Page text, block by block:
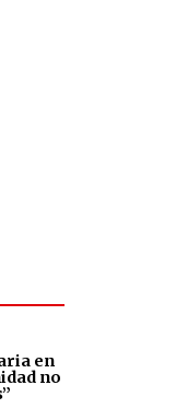
en
no